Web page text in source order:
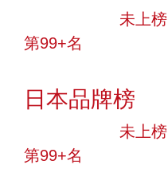
未上榜
第99+名
日本品牌榜
未上榜
第99+名